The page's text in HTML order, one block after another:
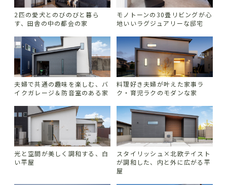
2匹の愛犬とのびのびと暮ら
す、田舎の中の都会の家
モノトーンの30畳リビングが心
地いいラグジュアリーな邸宅
夫婦で共通の趣味を楽しむ、バ
イクガレージ＆防音室のある家
料理好き夫婦が叶えた家事ラ
ク・育児ラクのモダンな家
光と空間が美しく調和する、白
い平屋
スタイリッシュ×北欧テイスト
が調和した、内と外に広がる平
屋